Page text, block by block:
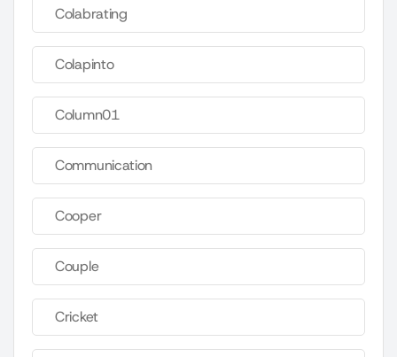
Colabrating
Colapinto
Column01
Communication
Cooper
Couple
Cricket